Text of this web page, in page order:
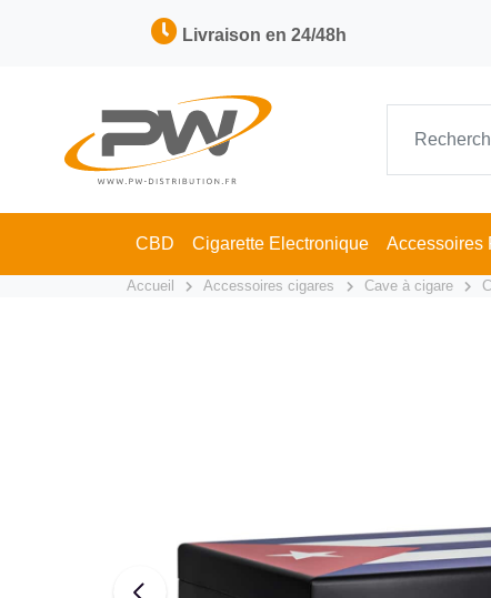
Livraison en 24/48h
CBD Cigarette Electronique Accessoires
Accueil Accessoires cigares Cave à cigare